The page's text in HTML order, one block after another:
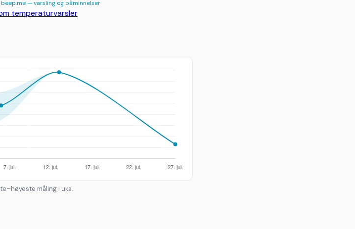
beep.me — varsling og påminnelser
temperaturvarsler
måling i uka.